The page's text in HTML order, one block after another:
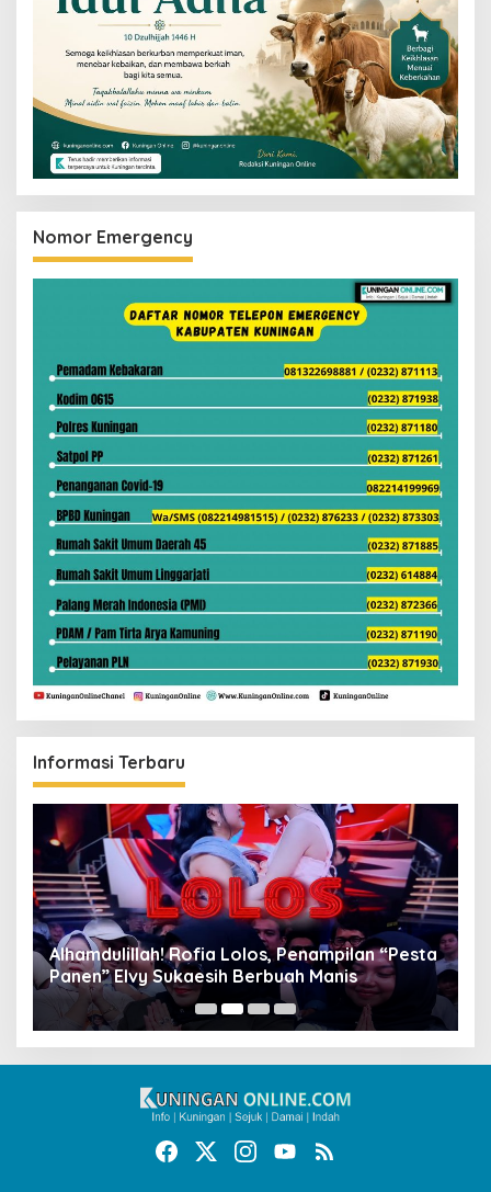
Nomor Emergency
Informasi Terbaru
Alhamdulillah! Rofia Lolos, Penampilan “Pesta
Panen” Elvy Sukaesih Berbuah Manis